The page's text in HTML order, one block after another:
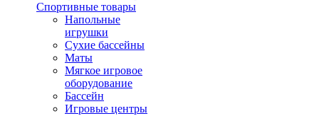
Спортивные товары
Напольные
игрушки
Сухие бассейны
Маты
Мягкое игровое
оборудование
Бассейн
Игровые центры